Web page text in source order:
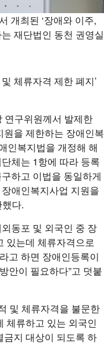
개최된 ‘장애와 이주,
재단법인 동천 권영실
체류자격 제한 폐지’
연구위원께서 발제한
을 제한하는 장애인복
인복지법을 개정해 해
체는 1항에 따라 등록
하고 이법을 동일하게
애인복지사업 지원을
다.
동포 및 외국인 중 장
있는데 체류자격으로
고 하면 장애인등록이
안이 필요하다”고 덧붙
및 체류자격을 불문한
체류하고 있는 외국인
금지 대상이 되도록 하